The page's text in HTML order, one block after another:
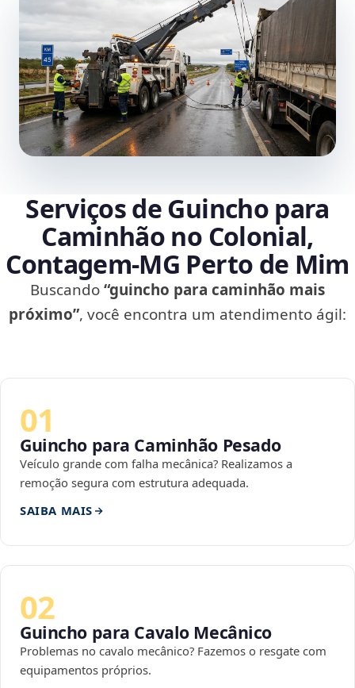
Serviços de Guincho para
Caminhão no Colonial,
Contagem‑MG Perto de Mim
Buscando“guincho para caminhão mais
próximo”, você encontra um atendimento ágil:
01
Guincho para Caminhão Pesado
Veículo grande com falha mecânica? Realizamos a
remoção segura com estrutura adequada.
SAIBA MAIS
02
Guincho para Cavalo Mecânico
Problemas no cavalo mecânico? Fazemos o resgate com
equipamentos próprios.